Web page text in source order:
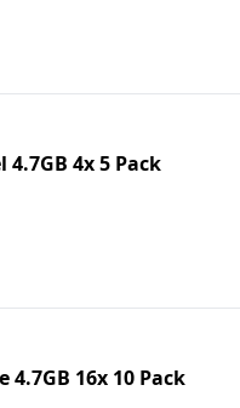
4.7GB 4x 5 Pack
4.7GB 16x 10 Pack